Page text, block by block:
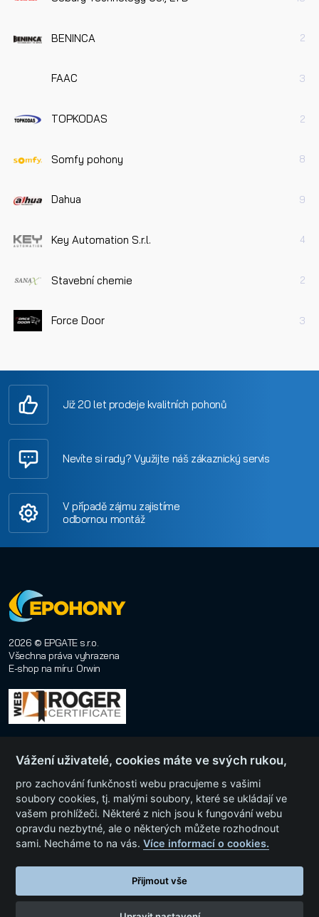
BENINCA 2
FAAC 3
TOPKODAS 2
Somfy pohony 8
Dahua 9
Key Automation S.r.l. 4
Stavební chemie 2
Force Door 3
Již 20 let prodeje kvalitních pohonů
Nevíte si rady? Využijte náš zákaznický servis
V případě zájmu zajistíme
odbornou montáž
2026 © EPGATE s.r.o.
Všechna práva vyhrazena
E-shop na míru: Orwin
Menu
Kategorie produktů
Vážení uživatelé, cookies máte ve svých rukou,
pro zachování funkčnosti webu pracujeme s vašimi
soubory cookies, tj. malými soubory, které se ukládají ve
vašem prohlížeči. Některé z nich jsou k fungování webu
opravdu nezbytné, ale o některých můžete rozhodnout
sami. Necháme to na vás.Více informací o cookies.
Přijmout vše